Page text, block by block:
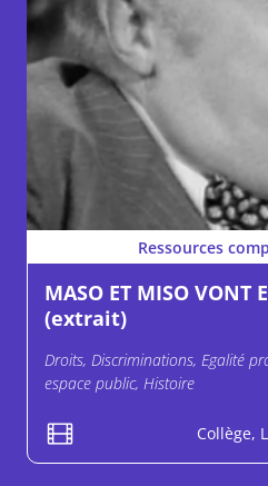
Ressources
MASO ET MISO VONT
(extrait)
Droits, Discriminations, Egalité
espace public, Histoire
Collège,